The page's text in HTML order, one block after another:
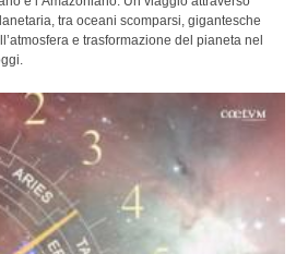
tra oceani scomparsi, gigantesche
e trasformazione del pianeta nel